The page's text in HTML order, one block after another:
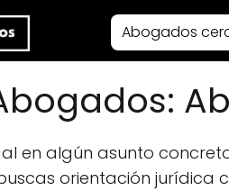
Abogados
en algún asunto
orientación jurídica